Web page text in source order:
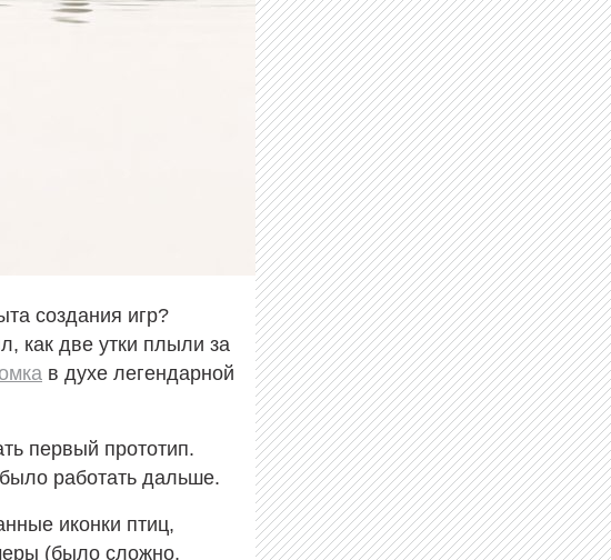
создания игр?
как две утки плыли за
в духе легендарной
первый прототип.
работать дальше.
иконки птиц,
(было сложно,